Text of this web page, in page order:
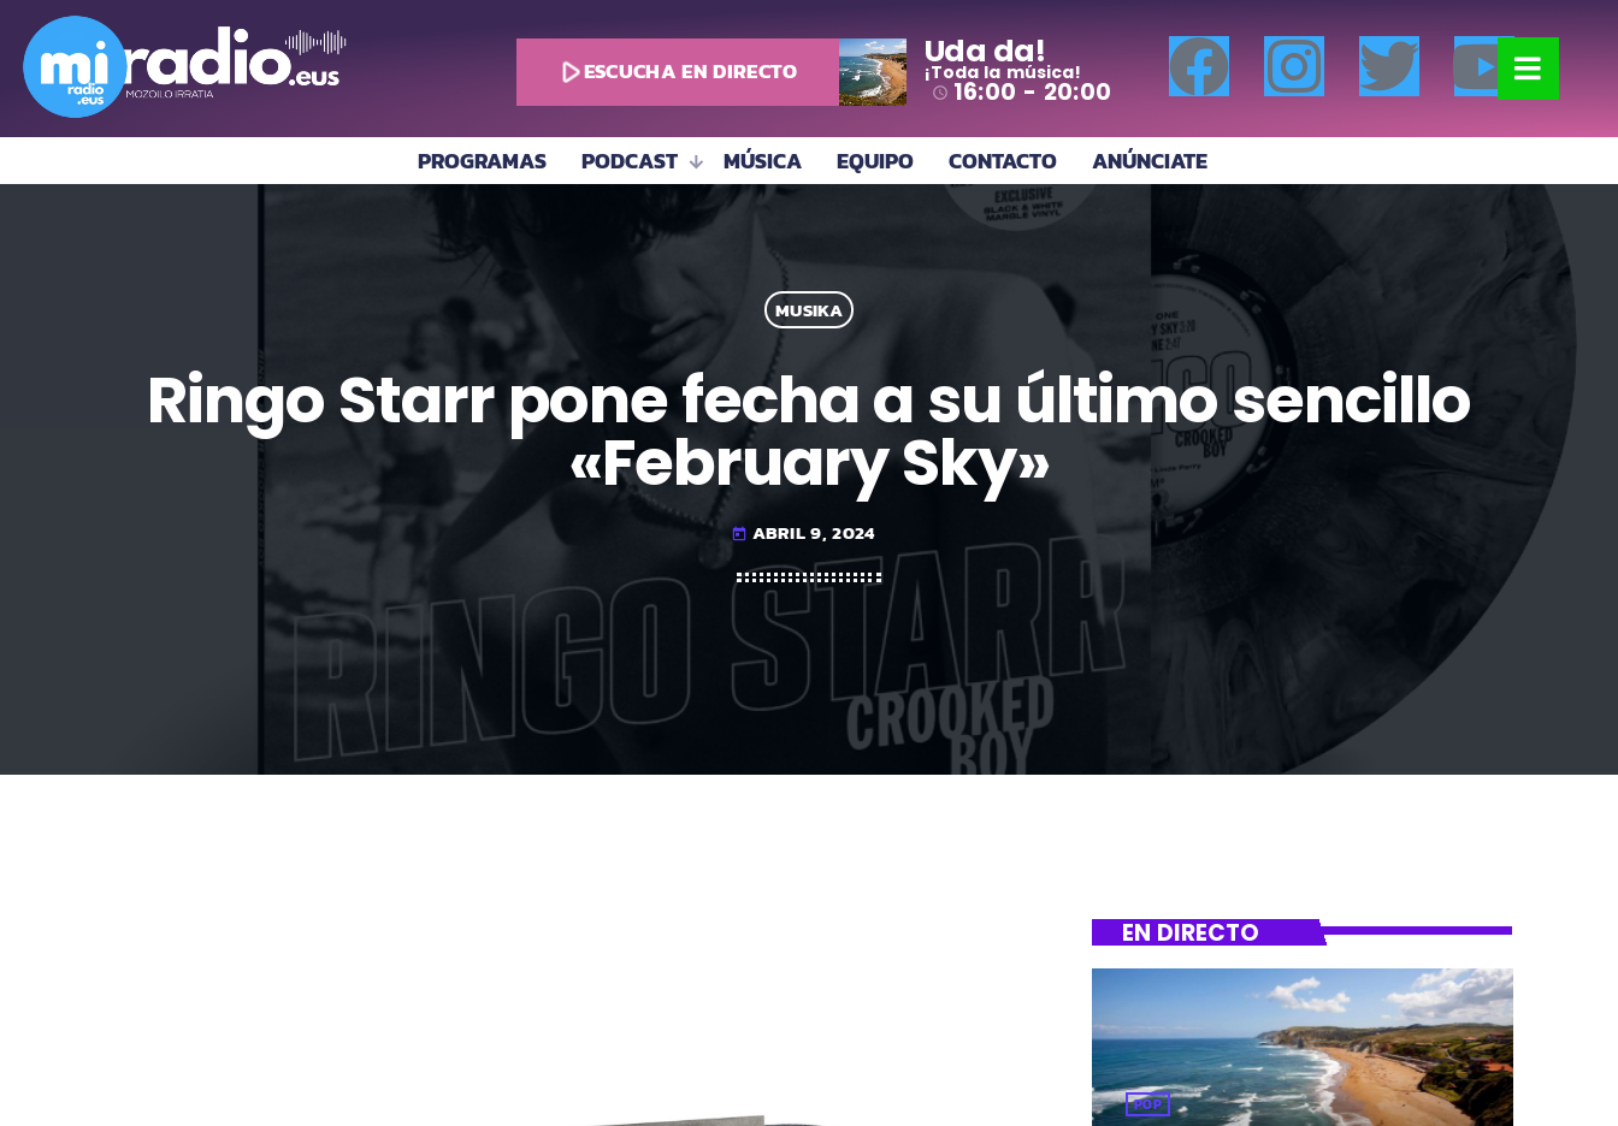
play_arrowESCUCHA EN DIRECTO Uda da!
¡Toda la música!
access_time 16:00 - 20:00
PROGRAMAS PODCAST MÚSICA EQUIPO CONTACTO ANÚNCIATE
MUSIKA
Ringo Starr pone fecha a su último sencillo
«February Sky»
today ABRIL 9, 2024
EN DIRECTO
POP